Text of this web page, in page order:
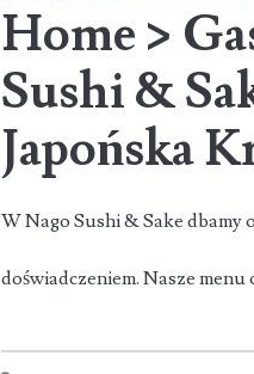
Home >
Sushi &
Japońska
W Nago Sushi & Sake dbamy
doświadczeniem. Nasze